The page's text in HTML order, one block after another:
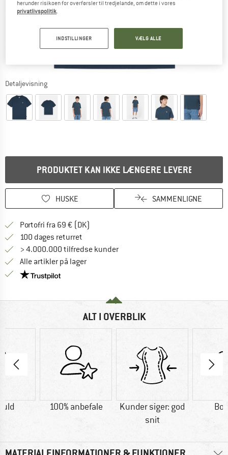
Detaljevisning
PRODUKTET KAN IKKE LÆNGERE LEVERES
HUSKE SAMMENLIGNE
Portofri fra 69 € (DK)
100 dages returret
> 4.000.000 tilfredse kunder
Alle artikler på lager
Vi er Trustpilot-certificeret - oplysningerne får du
ALT I OVERBLIK
100% anbefale
Kunder siger: god
snit
herunder risikoen for overførsler til tredjelande, om dette i vores
privatlivspolitik.
INDSTILLINGER VÆLG ALLE